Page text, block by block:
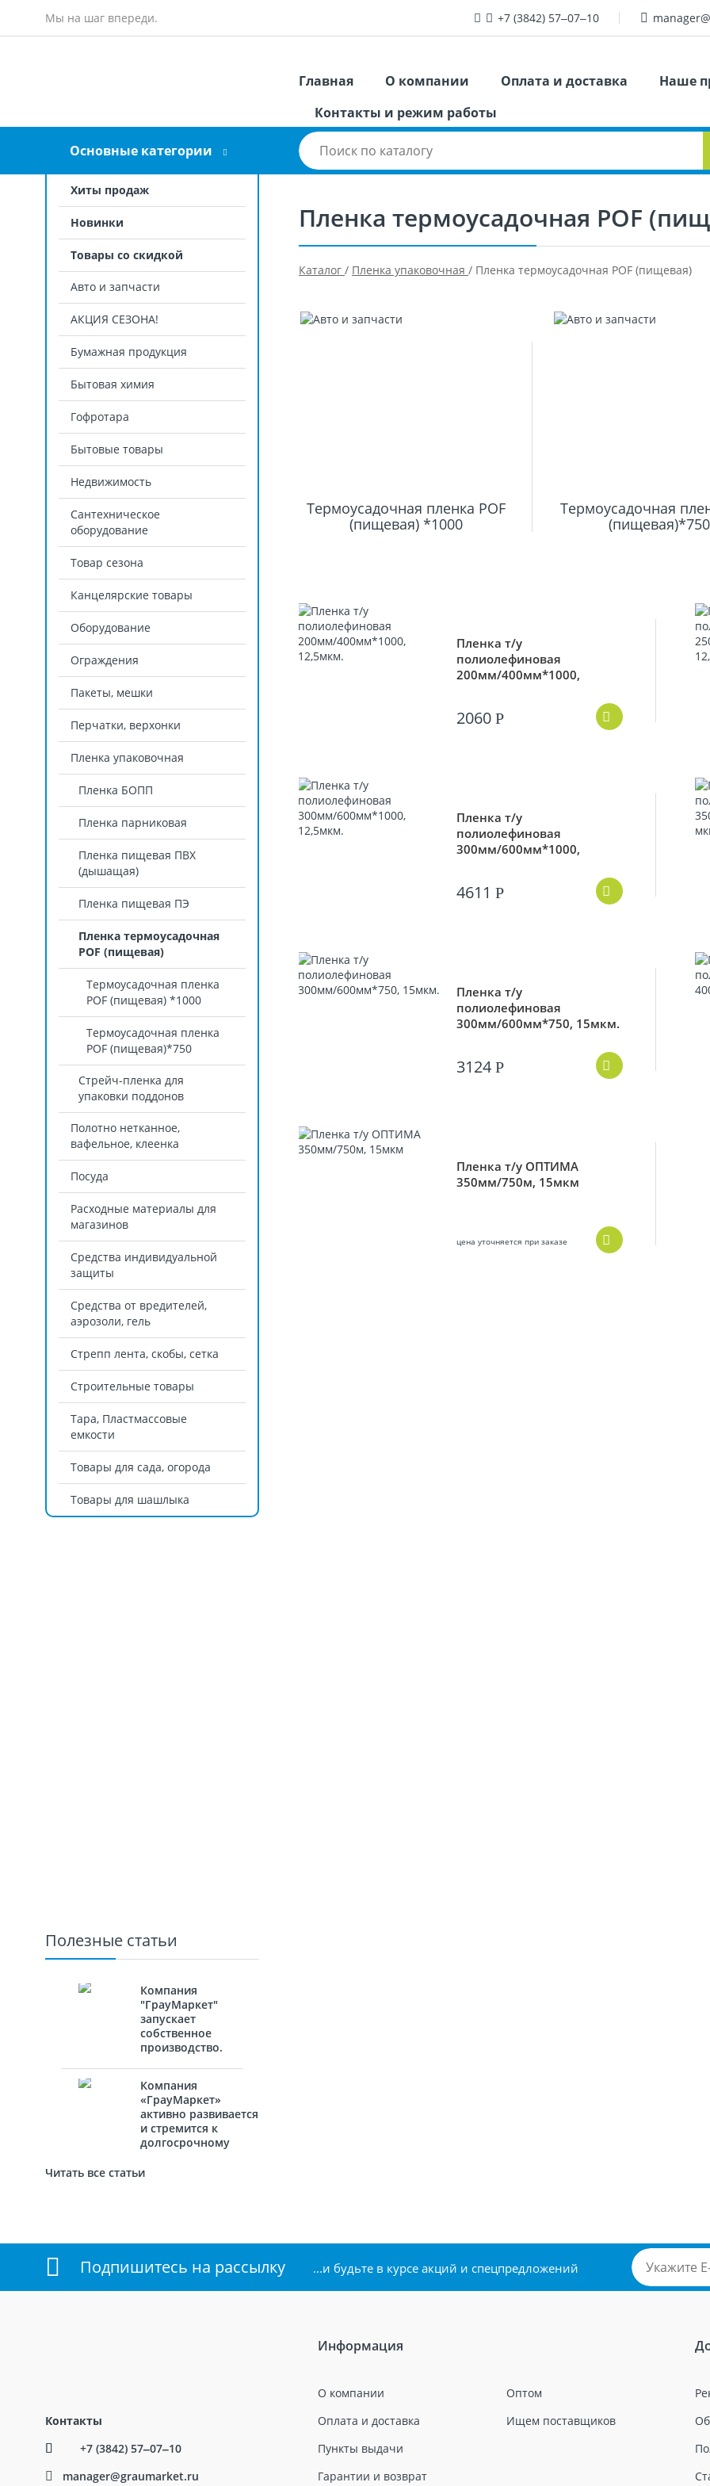
Мы на шаг впереди. +7 (3842) 57‒07‒10
Главная О компании Оплата и доставка
Наше
Контакты и режим работы
Основные категории
Хиты продаж
Новинки
Товары со скидкой
Авто и запчасти
АКЦИЯ СЕЗОНА!
Бумажная продукция
Бытовая химия
Гофротара
Бытовые товары
Недвижимость
Сантехническое
оборудование
Товар сезона
Канцелярские товары
Оборудование
Ограждения
Пакеты, мешки
Перчатки, верхонки
Пленка упаковочная
Пленка БОПП
Пленка парниковая
Пленка пищевая ПВХ
(дышащая)
Пленка пищевая ПЭ
Пленка термоусадочная
POF (пищевая)
Термоусадочная пленка
POF (пищевая) *1000
Термоусадочная пленка
РОF (пищевая)*750
Стрейч-пленка для
упаковки поддонов
Полотно нетканное,
вафельное, клеенка
Посуда
Расходные материалы для
магазинов
Средства индивидуальной
защиты
Средства от вредителей,
аэрозоли, гель
Стрепп лента, скобы, сетка
Строительные товары
Тара, Пластмассовые
емкости
Товары для сада, огорода
Товары для шашлыка
Полезные статьи
Компания
"ГрауМаркет"
запускает
собственное
производство.
Компания
«ГрауМаркет»
активно развивается
и стремится к
долгосрочному
новыми
Читать все статьи
Пленка термоусадочная POF
Каталог / Пленка упаковочная / Пленка термоусадочная POF (пищевая)
Термоусадочная пленка POF
(пищевая) *1000
Термоусадочная
(пищевая)*750
Пленка т/у
полиолефиновая
200мм/400мм*1000,
2060Р
Пленка т/у
полиолефиновая
300мм/600мм*1000,
4611Р
Пленка т/у
полиолефиновая
300мм/600мм*750, 15мкм.
3124Р
Пленка т/у ОПТИМА
350мм/750м, 15мкм
цена уточняется при заказе
Подпишитесь на рассылку ...и будьте в курсе акций и спецпредложений
Контакты
+7 (3842) 57‒07‒10
manager@graumarket.ru
Информация
О компании
Оплата и доставка
Пункты выдачи
Гарантии и возврат
Оптом
Ищем поставщиков